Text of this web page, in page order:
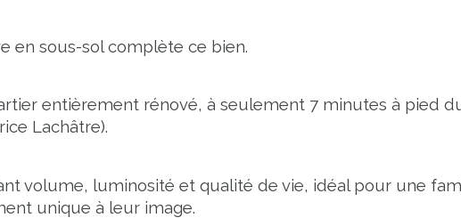
en sous-sol complète ce bien.
entièrement rénové, à seulement 7 minutes à pied
Lachâtre).
volume, luminosité et qualité de vie, idéal pour une
unique à leur image.